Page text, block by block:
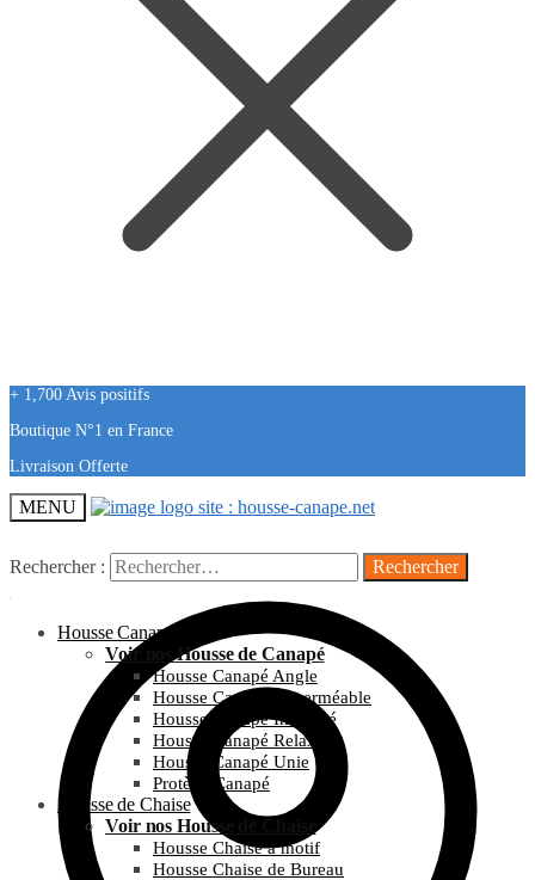
+ 1,700 Avis positifs
Boutique N°1 en France
Livraison Offerte
MENU
Rechercher :
Housse Canapé
Voir nos Housse de Canapé
Housse Canapé Angle
Housse Canapé Imperméable
Housse Canapé Imprimé
Housse Canapé Relax
Housse Canapé Unie
Protège Canapé
Housse de Chaise
Voir nos Housse de Chaise
Housse Chaise à motif
Housse Chaise de Bureau